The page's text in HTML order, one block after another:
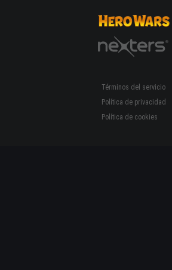
Términos del servicio
Política de privacidad
Política de cookies